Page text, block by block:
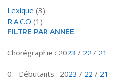
Lexique (3)
R.A.C.O (1)
FILTRE PAR ANNÉE
Chorégraphie : 2023 / 22 / 21
0 - Débutants : 2023 / 22 / 21